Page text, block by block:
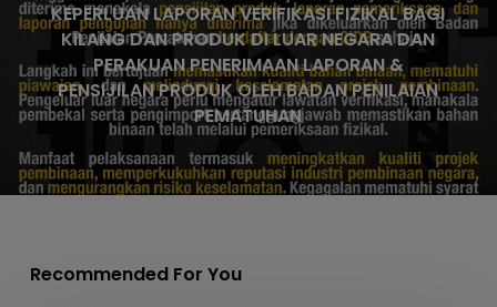
KEPERLUAN LAPORAN VERIFIKASI FIZIKAL BAGI
KILANG DAN PRODUK DI LUAR NEGARA DAN
PERAKUAN PENERIMAAN LAPORAN &
PENSIJILAN PRODUK OLEH BADAN PENILAIAN
PEMATUHAN
Recommended For You